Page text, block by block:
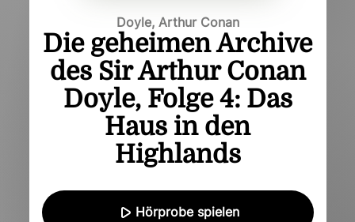
Doyle, Arthur Conan
Die geheimen Archive
des Sir Arthur Conan
Doyle, Folge 4: Das
Haus in den
Highlands
Hörprobe spielen